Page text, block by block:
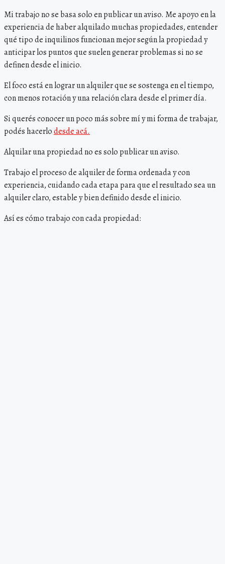
Mi trabajo no se basa solo en publicar un aviso. Me apoyo en la
experiencia de haber alquilado muchas propiedades, entender
qué tipo de inquilinos funcionan mejor según la propiedad y
anticipar los puntos que suelen generar problemas si no se
definen desde el inicio.
El foco está en lograr un alquiler que se sostenga en el tiempo,
con menos rotación y una relación clara desde el primer día.
Si querés conocer un poco más sobre mí y mi forma de trabajar,
podés hacerlodesde acá.
Alquilar una propiedad no es solo publicar un aviso.
Trabajo el proceso de alquiler de forma ordenada y con
experiencia, cuidando cada etapa para que el resultado sea un
alquiler claro, estable y bien definido desde el inicio.
Así es cómo trabajo con cada propiedad: